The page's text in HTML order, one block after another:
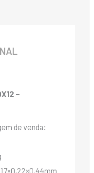
–
de venda: